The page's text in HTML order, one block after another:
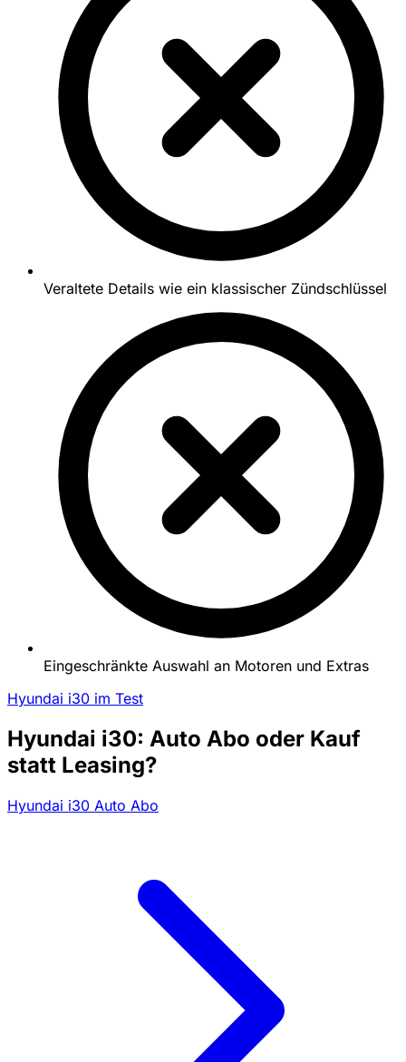
Veraltete Details wie ein klassischer Zündschlüssel
Eingeschränkte Auswahl an Motoren und Extras
Hyundai i30 im Test
Hyundai i30: Auto Abo oder Kauf
statt Leasing?
Hyundai i30 Auto Abo